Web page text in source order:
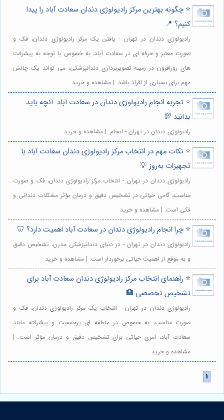
⭐️ چگونه بهترین مرکز رادیولوژی دندان سعادت آباد را پیدا
کنیم؟ 📍
رادیولوژی دندان در تهران - یافتن یک مرکز رادیولوژی دندان، فک و
صورت معتبر و حرفه ای در سعادت آباد، به خصوص با توجه به پیشرفت
های روزافزون در زمینه تصویربرداری دندانپزشکی، می تواند یک چالش
مهم برای بسیاری از افراد باشد. | مشاهده و خرید
⭐️ تجربه انجام رادیولوژی دندان در سعادت آباد: آنچه باید
بدانید 💯
رادیولوژی دندان در تهران - انجام. | مشاهده و خرید
⭐️ نکات مهم در انتخاب مرکز رادیولوژی دندان سعادت آباد با
تجهیزات به‌روز 💡
رادیولوژی دندان در تهران - انتخاب مرکز رادیولوژی دندان، فک و صورت
مناسب، گامی حیاتی در تشخیص دقیق و درمان مؤثر مشکلات دندانی و
فکی است. | مشاهده و خرید
⭐️ چرا انجام رادیولوژی دندان در سعادت آباد اهمیت دارد؟ 🦷
رادیولوژی دندان در تهران - در دنیای دندانپزشکی مدرن، تشخیص دقیق
و به موقع از اهمیت حیاتی برخوردار است. | مشاهده و خرید
⭐️ راهنمای انتخاب مرکز رادیولوژی دندان سعادت آباد برای
تشخیص تخصصی 🏥
رادیولوژی دندان در تهران - انتخاب یک مرکز رادیولوژی دندان، فک و
صورت مناسب، به خصوص در منطقه ای پرجمعیت و پیشرفته مانند
سعادت آباد، امری حیاتی برای تشخیص دقیق و درمان مؤثر است. |
مشاهده و خرید